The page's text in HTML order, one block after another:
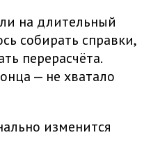
на длительный
собирать справки,
перерасчёта.
— не хватало
изменится